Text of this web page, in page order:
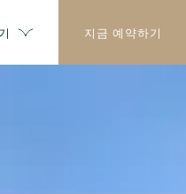
지금 예약하기